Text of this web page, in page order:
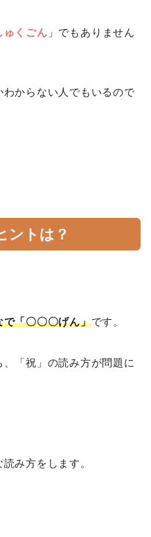
ゅくごん 」でもありません
からない人でもいるので
ントは？
で「〇〇〇げん」です。
「祝」の読み方が問題に
み方をします。